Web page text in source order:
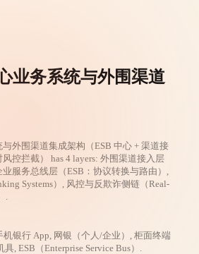
业务系统与外围渠道
外围渠道集成架构（ESB 中心 + 渠道接
风控拦截） has 4 layers: 外围渠道接入层
业服务总线层（ESB：协议转换与路由）,
Systems）, 风控与反欺诈侧链（Real-
机银行 App, 网银（个人/企业）, 柜面终端
, ESB（Enterprise Service Bus）.